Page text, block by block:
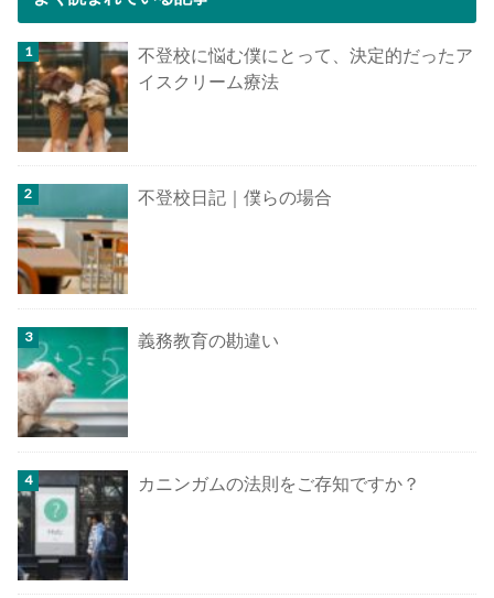
不登校に悩む僕にとって、決定的だったア
イスクリーム療法
不登校日記｜僕らの場合
義務教育の勘違い
カニンガムの法則をご存知ですか？